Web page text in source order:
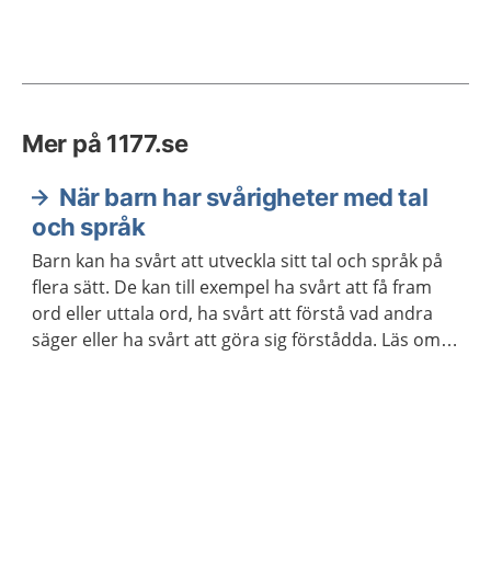
Mer på 1177.se
När barn har svårigheter med tal
och språk
Barn kan ha svårt att utveckla sitt tal och språk på
flera sätt. De kan till exempel ha svårt att få fram
ord eller uttala ord, ha svårt att förstå vad andra
säger eller ha svårt att göra sig förstådda. Läs om